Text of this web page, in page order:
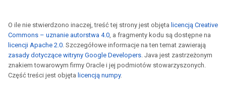
O ile nie stwierdzono inaczej, treść tej strony jest objęta licencją Creative
Commons – uznanie autorstwa 4.0, a fragmenty kodu są dostępne na
licencji Apache 2.0. Szczegółowe informacje na ten temat zawierają
zasady dotyczące witryny Google Developers. Java jest zastrzeżonym
znakiem towarowym firmy Oracle i jej podmiotów stowarzyszonych.
Część treści jest objęta licencją numpy.